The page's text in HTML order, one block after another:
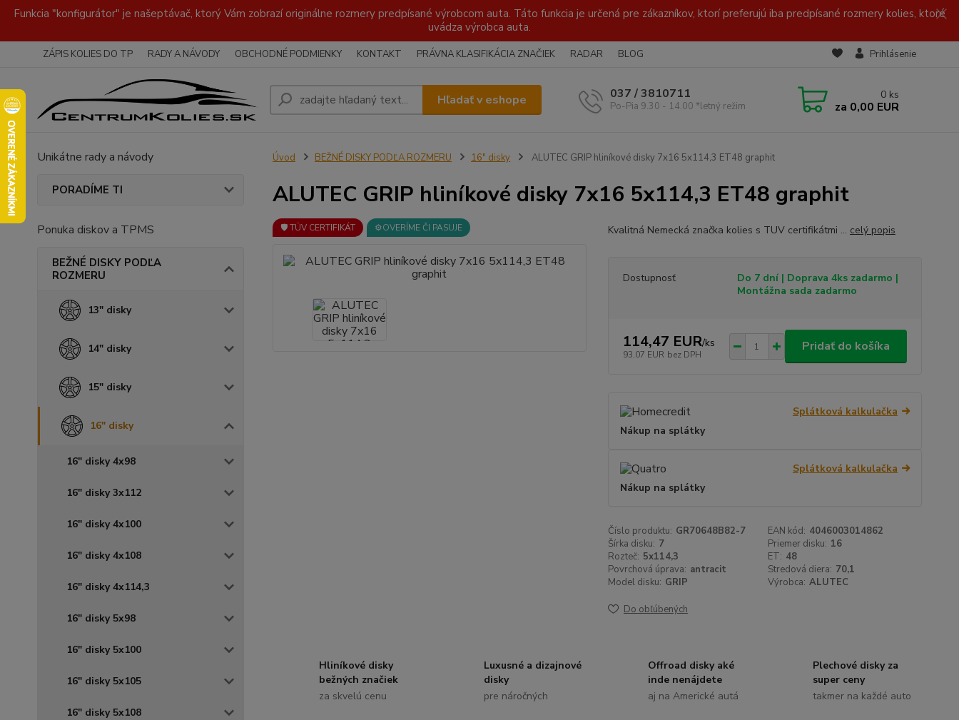
Funkcia "konfigurátor" je našeptávač, ktorý Vám zobrazí originálne rozmery predpísané výrobcom auta. Táto funkcia je určená pre zákazníkov, ktorí preferujú iba predpísané rozmery kolies, ktoré
uvádza výrobca auta.
ZÁPIS KOLIES DO TP RADY A NÁVODY OBCHODNÉ PODMIENKY KONTAKT PRÁVNA KLASIFIKÁCIA ZNAČIEK RADAR BLOG Prihlásenie
Hľadať v eshope 037 / 3810711
Po-Pia 9.30 - 14.00 *letný režim
0 ks
za 0,00 EUR
Unikátne rady a návody
PORADÍME TI
Ponuka diskov a TPMS
BEŽNÉ DISKY PODĽA
ROZMERU
13" disky
14" disky
15" disky
16" disky
16" disky 4x98
16" disky 3x112
16" disky 4x100
16" disky 4x108
16" disky 4x114,3
16" disky 5x98
16" disky 5x100
16" disky 5x105
16" disky 5x108
Úvod BEŽNÉ DISKY PODĽA ROZMERU 16" disky ALUTEC GRIP hliníkové disky 7x16 5x114,3 ET48 graphit
ALUTEC GRIP hliníkové disky 7x16 5x114,3 ET48 graphit
🛡️ TÜV CERTIFIKÁT ⚙️OVERÍME ČI PASUJE Kvalitná Nemecká značka kolies s TUV certifikátmi ... celý popis
Dostupnosť
Do 7 dní | Doprava 4ks zadarmo |
Montážna sada zadarmo
114,47 EUR/ks
93,07 EUR bez DPH
Pridať do košíka
Splátková kalkulačka
Nákup na splátky
Splátková kalkulačka
Nákup na splátky
Číslo produktu: GR70648B82-7 EAN kód: 4046003014862
Šírka disku: 7 Priemer disku: 16
Rozteč: 5x114,3 ET: 48
Povrchová úprava: antracit Stredová diera: 70,1
Model disku: GRIP Výrobca: ALUTEC
Do obľúbených
Hliníkové disky
bežných značiek
za skvelú cenu
Luxusné a dizajnové
disky
pre náročných
Offroad disky aké
inde nenájdete
aj na Americké autá
Plechové disky za
super ceny
takmer na každé auto